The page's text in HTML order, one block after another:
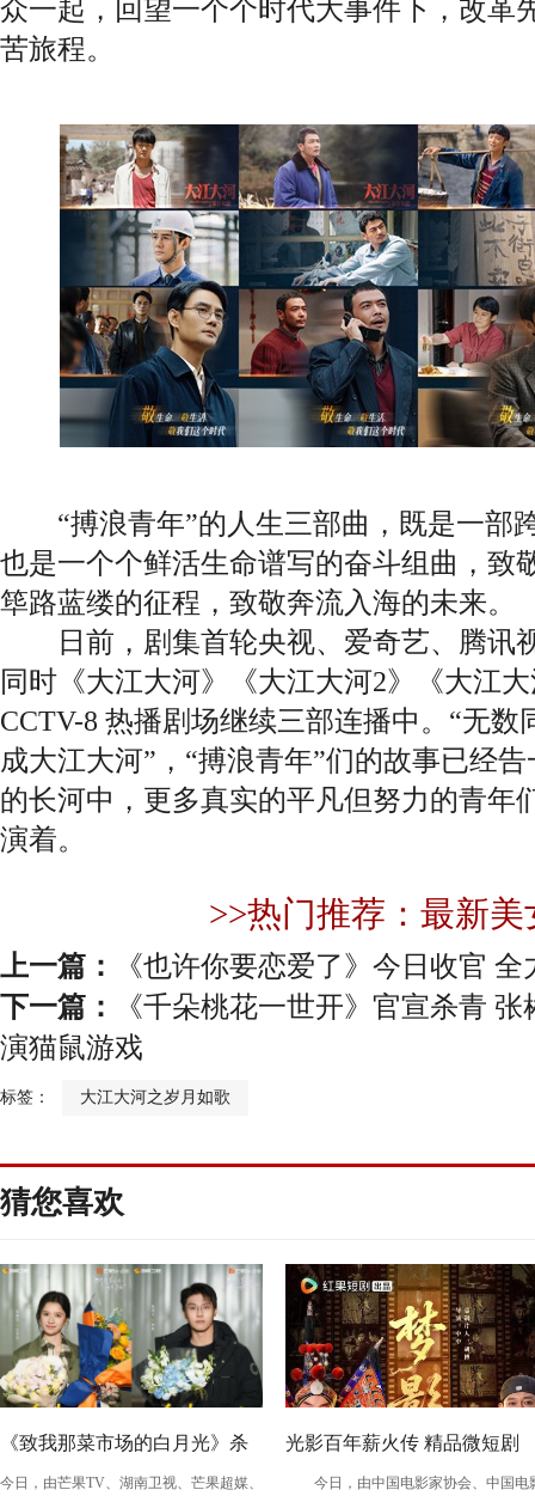
众一起，回望一个个时代大事件下，改革
苦旅程。
“搏浪青年”的人生三部曲，既是一部
也是一个个鲜活生命谱写的奋斗组曲，致
筚路蓝缕的征程，致敬奔流入海的未来。
日前，剧集首轮央视、爱奇艺、腾讯
同时《大江大河》《大江大河2》《大江
CCTV-8 热播剧场继续三部连播中。“无
成大江大河”，“搏浪青年”们的故事已经
的长河中，更多真实的平凡但努力的青年
演着。
>>热门推荐：最新美
上一篇：
《也许你要恋爱了》今日收官
下一篇：
《千朵桃花一世开》官宣杀青
演猫鼠游戏
标签： 大江大河之岁月如歌
猜您喜欢
《致我那菜市场的白月光》杀
青 张婧仪陈靖可心向野互成光
今日，由芒果TV、湖南卫视、芒果超媒、
光影百年薪火传 精品微短剧
《梦影》定档 敬贺中国电影
今日，由中国电影家协会、中国电